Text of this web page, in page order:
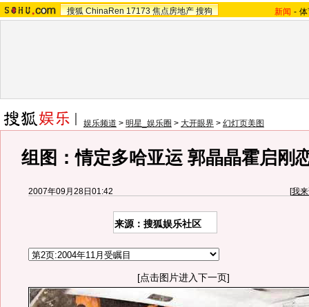
搜狐 ChinaRen 17173 焦点房地产 搜狗 新闻 -
娱乐频道 > 明星_娱乐圈 > 大开眼界 > 幻灯页美图
组图：情定多哈亚运 郭晶晶霍启刚
2007年09月28日01:42 [我
来源：搜狐娱乐社区
[点击图片进入下一页]